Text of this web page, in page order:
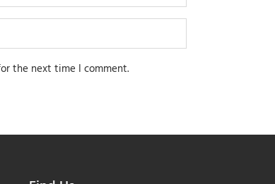
the next time I comment.